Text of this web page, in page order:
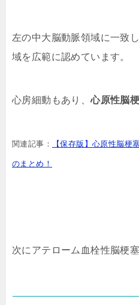
左の中大脳動脈領域に一致
域を広範に認めています。
心房細動もあり、心原性脳
関連記事： 【保存版】心原性脳梗
のまとめ！
次にアテローム血栓性脳梗